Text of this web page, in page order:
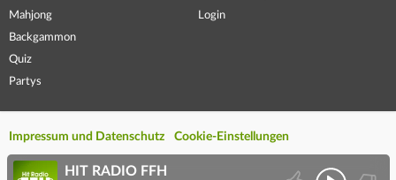
Mahjong
Backgammon
Quiz
Partys
Login
Impressum und Datenschutz Cookie-Einstellungen
HIT RADIO FFH